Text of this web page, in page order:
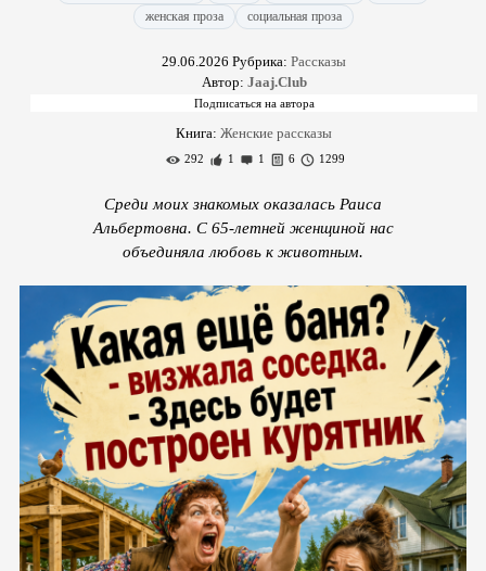
женская проза
социальная проза
29.06.2026 Рубрика: Рассказы
Автор: Jaaj.Club
Книга: Женские рассказы
292 1 1 6 1299
Среди моих знакомых оказалась Раиса
Альбертовна. С 65-летней женщиной нас
объединяла любовь к животным.